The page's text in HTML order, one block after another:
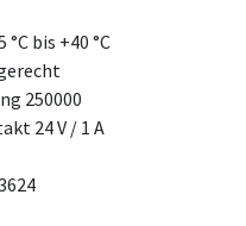
bis +40 °C
250000
24 V / 1 A